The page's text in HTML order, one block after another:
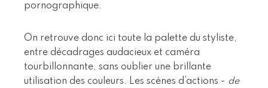
pornographique.
On retrouve donc ici toute la palette du styliste,
entre décadrages audacieux et caméra
tourbillonnante, sans oublier une brillante
utilisation des couleurs. Les scènes d’actions - de